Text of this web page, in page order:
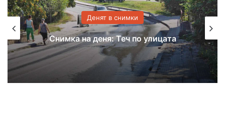
Денят в снимки
Снимка на деня: Теч по улицата